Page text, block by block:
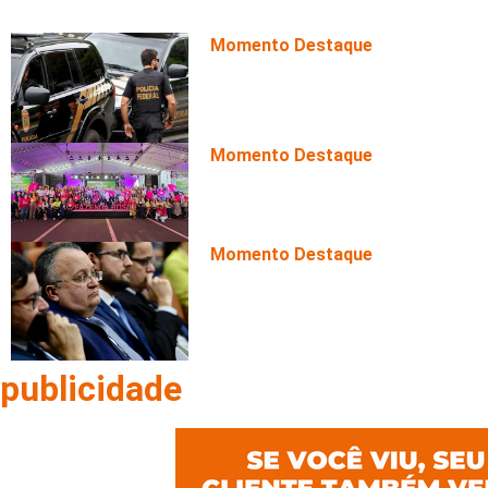
Momento Destaque
Momento Destaque
Momento Destaque
publicidade